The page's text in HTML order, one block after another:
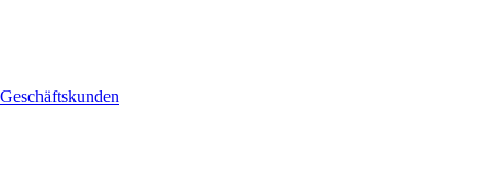
Geschäftskunden